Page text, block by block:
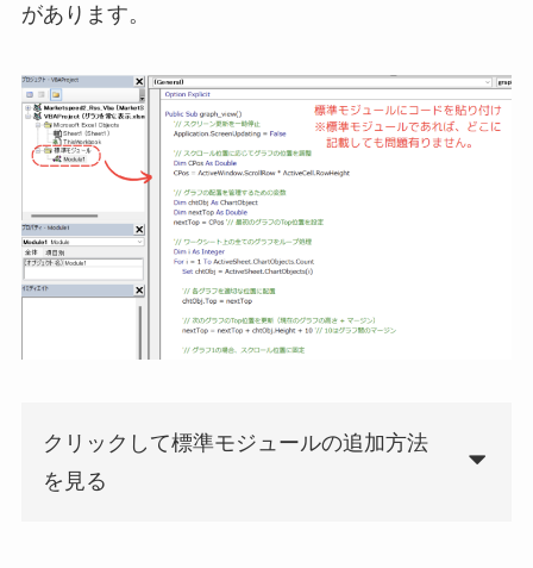
があります。
クリックして標準モジュールの追加方法
を見る